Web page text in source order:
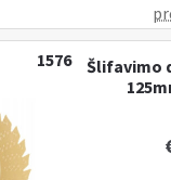
1576
Šlifavimo